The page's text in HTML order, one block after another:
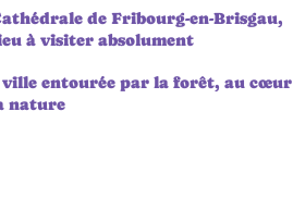
de Fribourg-en-Brisgau,
à visiter absolument
ville entourée par la forêt, au cœur
nature